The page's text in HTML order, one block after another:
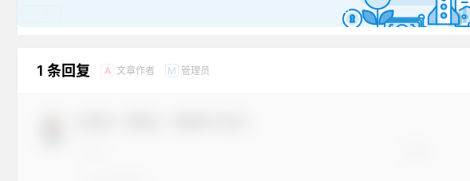
1 条回复 A 文章作者 M 管理员